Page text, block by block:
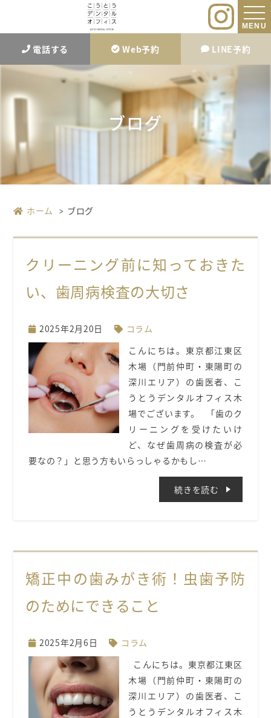
MENU
電話する Web予約 LINE予約
ブログ
ホーム ブログ
クリーニング前に知っておきた
い、歯周病検査の大切さ
2025年2月20日
コラム
こんにちは。東京都江東区
木場（門前仲町・東陽町の
深川エリア）の歯医者、こ
うとうデンタルオフィス木
場でございます。 「歯のク
リーニングを受けたいけ
ど、なぜ歯周病の検査が必
要なの？」と思う方もいらっしゃるかもし…
続きを読む
矯正中の歯みがき術！虫歯予防
のためにできること
2025年2月6日
コラム
こんにちは。東京都江東区
木場（門前仲町・東陽町の
深川エリア）の歯医者、こ
うとうデンタルオフィス木